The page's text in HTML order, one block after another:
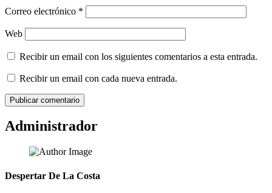
Correo electrónico *
Web
Recibir un email con los siguientes comentarios a esta entrada.
Recibir un email con cada nueva entrada.
Administrador
Despertar De La Costa